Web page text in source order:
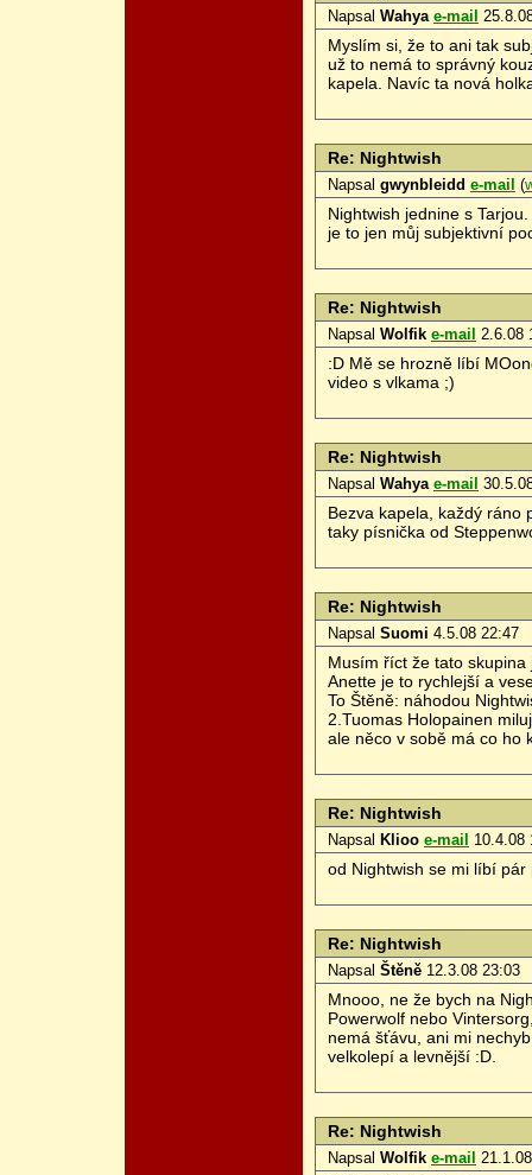
Napsal Wahya e-mail
Myslím si, že to ani tak
už to nemá to správný
kapela. Navíc ta nová
Re: Nightwish
Napsal gwynbleidd e-mail (
Nightwish jednine s
je to jen můj subjektivní
Re: Nightwish
Napsal Wolfik e-mail 2.6.08
:D Mě se hrozně líbí
video s vlkama ;)
Re: Nightwish
Napsal Wahya e-mail
Bezva kapela, každý ráno
taky písnička od
Re: Nightwish
Napsal Suomi 4.5.08 22:47
Musím říct že tato skupina
Anette je to rychlejší a
To Štěně: náhodou
2.Tuomas Holopainen
ale něco v sobě má co ho
Re: Nightwish
Napsal Klioo e-mail 10.4.08
od Nightwish se mi líbí
Re: Nightwish
Napsal Štěně 12.3.08 23:03
Mnooo, ne že bych na
Powerwolf nebo
nemá šťávu, ani mi
velkolepí a levnější :D.
Re: Nightwish
Napsal Wolfik e-mail